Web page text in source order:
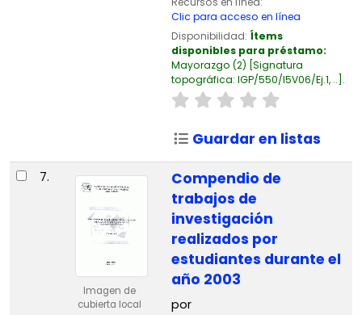
Clic para acceso en línea
Disponibilidad: Ítems
disponibles para préstamo:
Mayorazgo (2) Signatura
topográfica: IGP/550/I5V06/Ej.1, .. .
Guardar en listas
7.
Imagen de
cubierta local
Compendio de
trabajos de
investigación
realizados por
estudiantes durante el
año 2003
por